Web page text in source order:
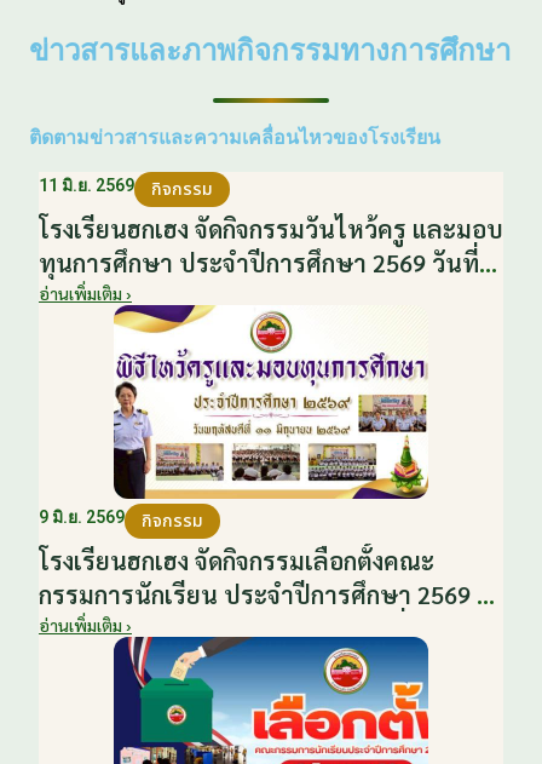
ข่าวสารและภาพกิจกรรมทางการศึกษา
ติดตามข่าวสารและความเคลื่อนไหวของโรงเรียน
11 มิ.ย. 2569 กิจกรรม
โรงเรียนฮกเฮง จัดกิจกรรมวันไหว้ครู และมอบ
ทุนการศึกษา ประจำปีการศึกษา 2569 วันที่
11 มิถุนายน 2569
อ่านเพิ่มเติม ›
9 มิ.ย. 2569 กิจกรรม
โรงเรียนฮกเฮง จัดกิจกรรมเลือกตั้งคณะ
กรรมการนักเรียน ประจำปีการศึกษา 2569 ส่ง
เสริมประชาธิปไตยในโรงเรียน วันที่ 9
มิถุนายน 2569
อ่านเพิ่มเติม ›